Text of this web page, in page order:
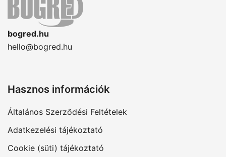
bogred.hu
hello@bogred.hu
Hasznos információk
Általános Szerződési Feltételek
Adatkezelési tájékoztató
Cookie (süti) tájékoztató